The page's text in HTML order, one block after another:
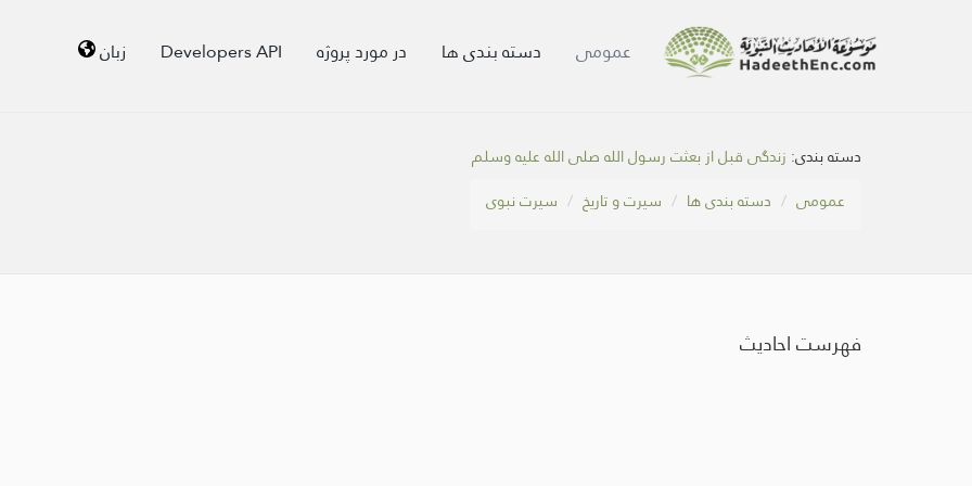
عمومی دسته بندی ها در مورد پروژه Developers API زبان
دسته بندی: زندگی قبل از بعثت رسول الله صلی الله علیه وسلم
عمومی
دسته بندی ها سیرت و تاریخ سیرت نبوی
فهرست احادیث